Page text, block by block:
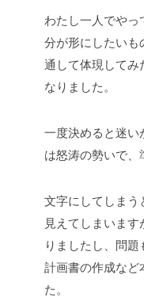
わたし一人でやっ
分が形にしたいも
通して体現してみ
なりました。
一度決めると迷い
は怒涛の勢いで、
文字にしてしまう
見えてしまいま
りましたし、問
計画書の作成など
た。